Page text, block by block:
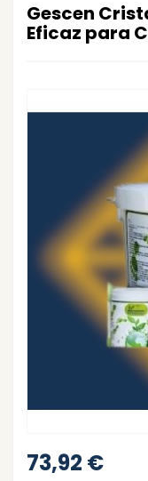
Gescen
Eficaz para
73,92 €